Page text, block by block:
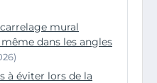
mural
dans les angles
à éviter lors de la